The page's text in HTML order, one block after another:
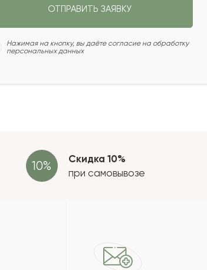
не видала за всю
ОТПРАВИТЬ ЗАЯВКУ
Нажимая на кнопку, вы даёте согласие на обработку
персональных данных
Скидка 10%
при самовывозе